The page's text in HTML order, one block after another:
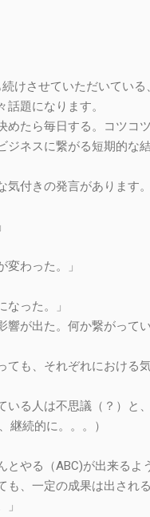
けさせていただいてい
題になります。
たら毎日する。コツコツ
ネスに繋がる短期的な
付きの発言があります。
変わった。」
なった。」
響が出た。何か繋がって
ても、それぞれにおける
る人は不思議（？）と、
継続的に。。。）
やる（ABC)が出来るよ
、一定の成果は出され